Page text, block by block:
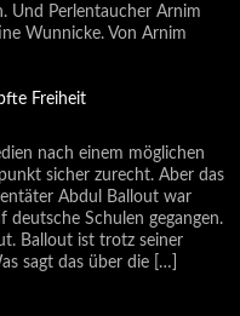
Und Perlentaucher Arnim
Wunnicke. Von Arnim
Freiheit
nach einem möglichen
sicher zurecht. Aber das
Abdul Ballout war
deutsche Schulen gegangen.
Ballout ist trotz seiner
sagt das über die […]